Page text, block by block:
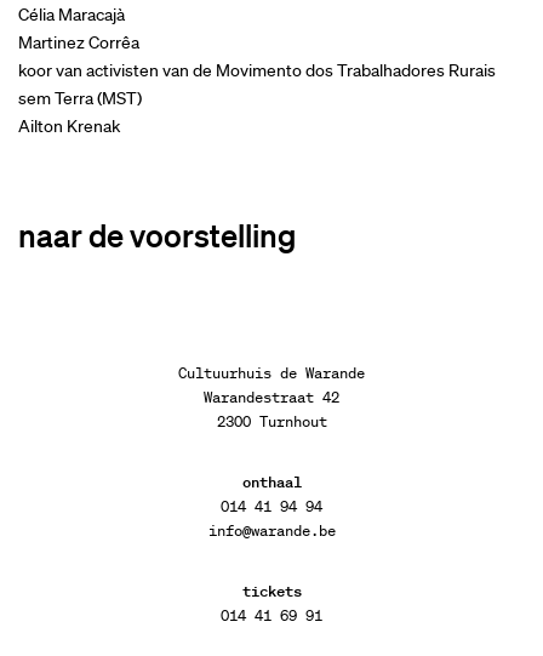
Célia Maracajà
Martinez Corrêa
koor van activisten van de Movimento dos Trabalhadores Rurais
sem Terra (MST)
Ailton Krenak
naar de voorstelling
Cultuurhuis de Warande
Warandestraat 42
2300 Turnhout
onthaal
014 41 94 94
info@warande.be
tickets
014 41 69 91